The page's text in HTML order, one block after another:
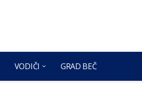
VODIČI GRAD BEČ